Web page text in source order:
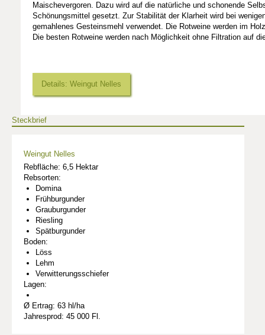
Maischevergoren. Dazu wird auf die natürliche und schonende
Schönungsmittel gesetzt. Zur Stabilität der Klarheit wird bei
gemahlenes Gesteinsmehl verwendet. Die Rotweine werden im
Die besten Rotweine werden nach Möglichkeit ohne Filtration auf
Details: Weingut Nelles
Steckbrief
Weingut Nelles
Rebfläche: 6,5 Hektar
Rebsorten:
Domina
Frühburgunder
Grauburgunder
Riesling
Spätburgunder
Boden:
Löss
Lehm
Verwitterungsschiefer
Lagen:
Ø Ertrag: 63 hl/ha
Jahresprod: 45 000 Fl.